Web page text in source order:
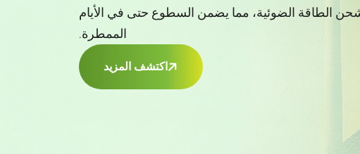
الطاقة الضوئية، مما يضمن السطوع حتى في الأيام
الممطرة.
اكتشف المزيد